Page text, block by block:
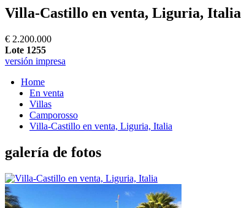
Villa-Castillo en venta, Liguria, Italia
€ 2.200.000
Lote 1255
versión impresa
Home
En venta
Villas
Camporosso
Villa-Castillo en venta, Liguria, Italia
galería de fotos